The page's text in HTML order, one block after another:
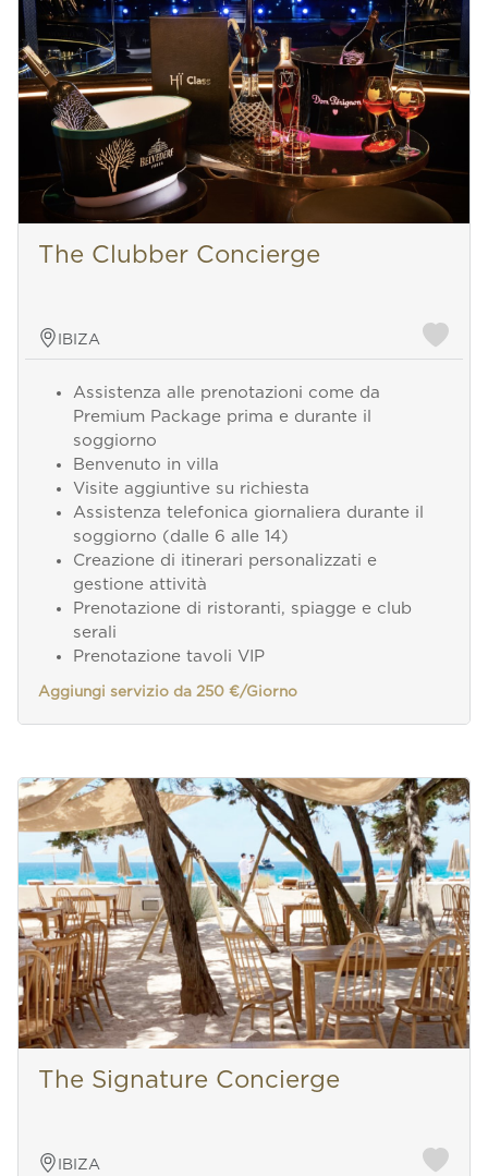
The Clubber Concierge
IBIZA
Assistenza alle prenotazioni come da
Premium Package prima e durante il
soggiorno
Benvenuto in villa
Visite aggiuntive su richiesta
Assistenza telefonica giornaliera durante il
soggiorno (dalle 6 alle 14)
Creazione di itinerari personalizzati e
gestione attività
Prenotazione di ristoranti, spiagge e club
serali
Prenotazione tavoli VIP
Aggiungi servizio da 250 €/Giorno
The Signature Concierge
IBIZA